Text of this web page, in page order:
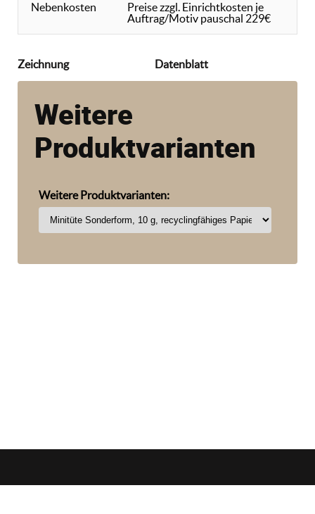
Nebenkosten
Preise zzgl. Einrichtkosten je
Auftrag/Motiv pauschal 229€
Zeichnung Datenblatt
Weitere
Produktvarianten
Weitere Produktvarianten: